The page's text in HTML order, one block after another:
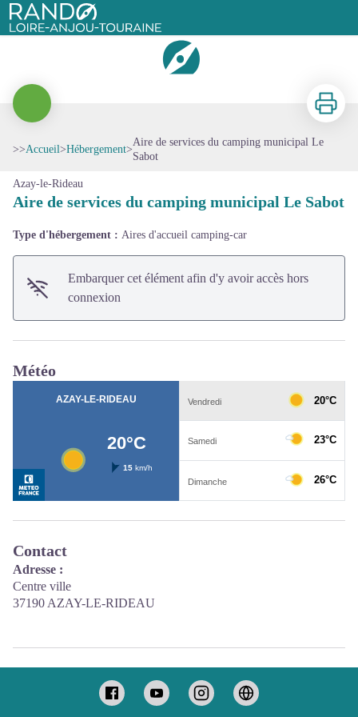
Rando Loire-Anjou-Touraine
Aire de services du camping municipal Le Sabot
Voir l'image en plein écran
Imprimer
>>Accueil>Hébergement>
Aire de services du camping municipal Le
Sabot
Azay-le-Rideau
Aire de services du camping municipal Le Sabot
Type d'hébergement : Aires d'accueil camping-car
Embarquer cet élément afin d'y avoir accès hors
connexion
Météo
Contact
Adresse :
Centre ville
37190 AZAY-LE-RIDEAU